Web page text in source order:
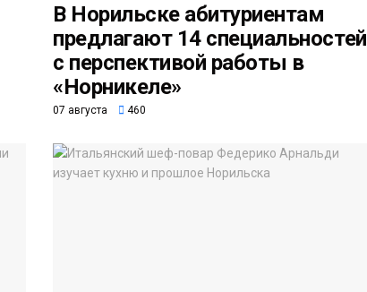
В Норильске абитуриентам
предлагают 14 специальностей
с перспективой работы в
«Норникеле»
07 августа 460